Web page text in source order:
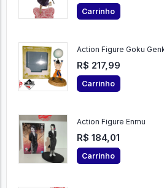
Carrinho
Action Figure Goku
R$ 217,99
Carrinho
Action Figure Enmu
R$ 184,01
Carrinho